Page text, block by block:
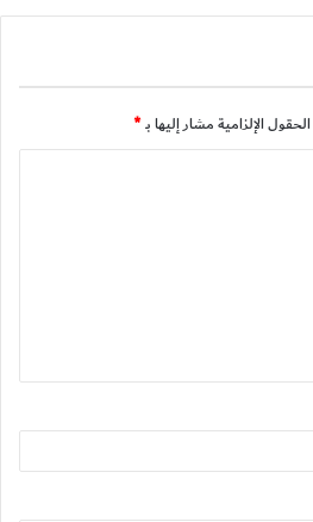
الحقول الإلزامية مشار إليها بـ*